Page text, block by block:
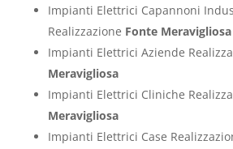
Impianti Elettrici Capannoni
Realizzazione Fonte Meravigliosa
Impianti Elettrici Aziende
Meravigliosa
Impianti Elettrici Cliniche
Meravigliosa
Impianti Elettrici Case